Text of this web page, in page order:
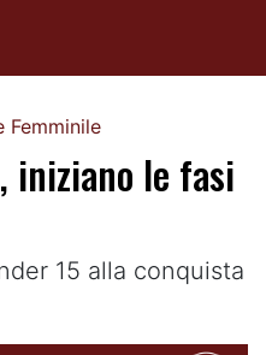
Femminile
iniziano le fasi
15 alla conquista